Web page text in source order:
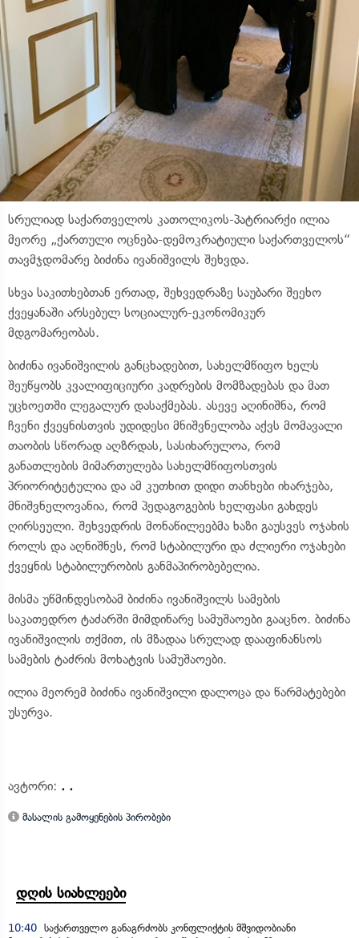
სრულიად საქართველოს კათოლიკოს-პატრიარქი ილია
მეორე „ქართული ოცნება-დემოკრატიული საქართველოს“
თავმჯდომარე ბიძინა ივანიშვილს შეხვდა.
სხვა საკითხებთან ერთად, შეხვედრაზე საუბარი შეეხო
ქვეყანაში არსებულ სოციალურ-ეკონომიკურ
მდგომარეობას.
ბიძინა ივანიშვილის განცხადებით, სახელმწიფო ხელს
შეუწყობს კვალიფიციური კადრების მომზადებას და მათ
უცხოეთში ლეგალურ დასაქმებას. ასევე აღინიშნა, რომ
ჩვენი ქვეყნისთვის უდიდესი მნიშვნელობა აქვს მომავალი
თაობის სწორად აღზრდას, სასიხარულოა, რომ
განათლების მიმართულება სახელმწიფოსთვის
პრიორიტეტულია და ამ კუთხით დიდი თანხები იხარჯება,
მნიშვნელოვანია, რომ პედაგოგების ხელფასი გახდეს
ღირსეული. შეხვედრის მონაწილეებმა ხაზი გაუსვეს ოჯახის
როლს და აღნიშნეს, რომ სტაბილური და ძლიერი ოჯახები
ქვეყნის სტაბილურობის განმაპირობებელია.
მისმა უწმინდესობამ ბიძინა ივანიშვილს სამების
საკათედრო ტაძარში მიმდინარე სამუშაოები გააცნო. ბიძინა
ივანიშვილის თქმით, ის მზადაა სრულად დააფინანსოს
სამების ტაძრის მოხატვის სამუშაოები.
ილია მეორემ ბიძინა ივანიშვილი დალოცა და წარმატებები
უსურვა.
ავტორი: . .
მასალის გამოყენების პირობები
დღის სიახლეები
10:40 საქართველო განაგრძობს კონფლიქტის მშვიდობიანი